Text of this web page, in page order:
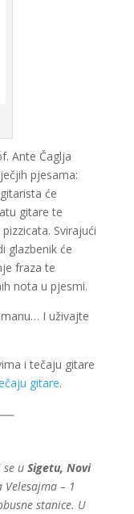
Ante Čaglja
pjesama:
će
gitare te
Svirajući
glazbenik će
fraza te
nota u pjesmi.
I uživajte
i tečaju gitare
gitare.
u Sigetu, Novi
– 1
stanice. U